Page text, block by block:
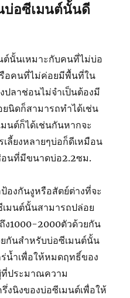
บ่อซีเมนต์นั้นดี
ต์นั้นเหมาะกับคนที่ไม่บ่อ
อคนที่ไม่ค่อยมีพื้นที่ใน
ปลาช่อนไม่จำเป็นต้องมี
นิดก็สามารถทำได้เช่น
มนต์ก็ได้เช่นกันหากจะ
ลี้ยงหลายๆบ่อก็ดีเหมือน
อนที่มีขนาดบ่อ2.2ซม.
องกันงูหรือสัตย์ต่างที่จะ
มนต์นั้นสามารถปล่อย
ง1000-2000ตัวด้วยกัน
กันสำหรับบ่อซีเมนต์นั้น
น้ำเพื่อให้หมดฤทธิ์ของ
ประมาณความ
งนิงของบ่อซีเมนต์เพื่อให้